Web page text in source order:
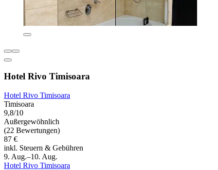
Hotel Rivo Timisoara
Hotel Rivo Timisoara
Timisoara
9,8/10
Außergewöhnlich
(22 Bewertungen)
87 €
inkl. Steuern & Gebühren
9. Aug.–10. Aug.
Hotel Rivo Timisoara